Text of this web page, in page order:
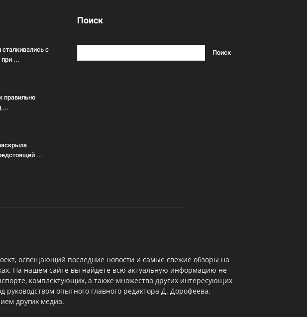
с
при ...
правильно
...
...
Поиск
освещающий последние новости и самые свежие обзоры на
На нашем сайте вы найдете всю актуальную информацию не
комплектующих, а также множество других интересующих
руководством опытного главного редактора Д. Дорофеева,
других медиа.